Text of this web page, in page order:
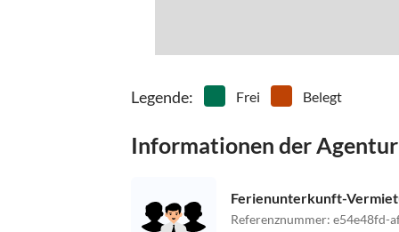
Legende: Frei Belegt
Informationen der Agentur
Ferienunterkunft-
Referenznummer: e54e48fd-